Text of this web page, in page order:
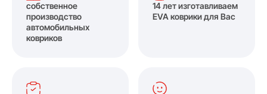
собственное
производство
автомобильных
ковриков
14 лет изготавливаем
EVA коврики для Вас